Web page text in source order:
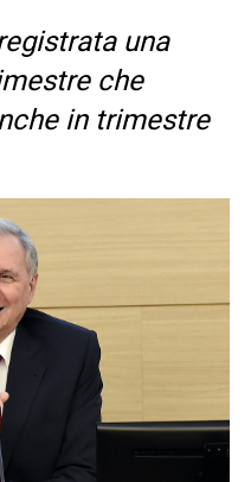
una
che
in trimestre